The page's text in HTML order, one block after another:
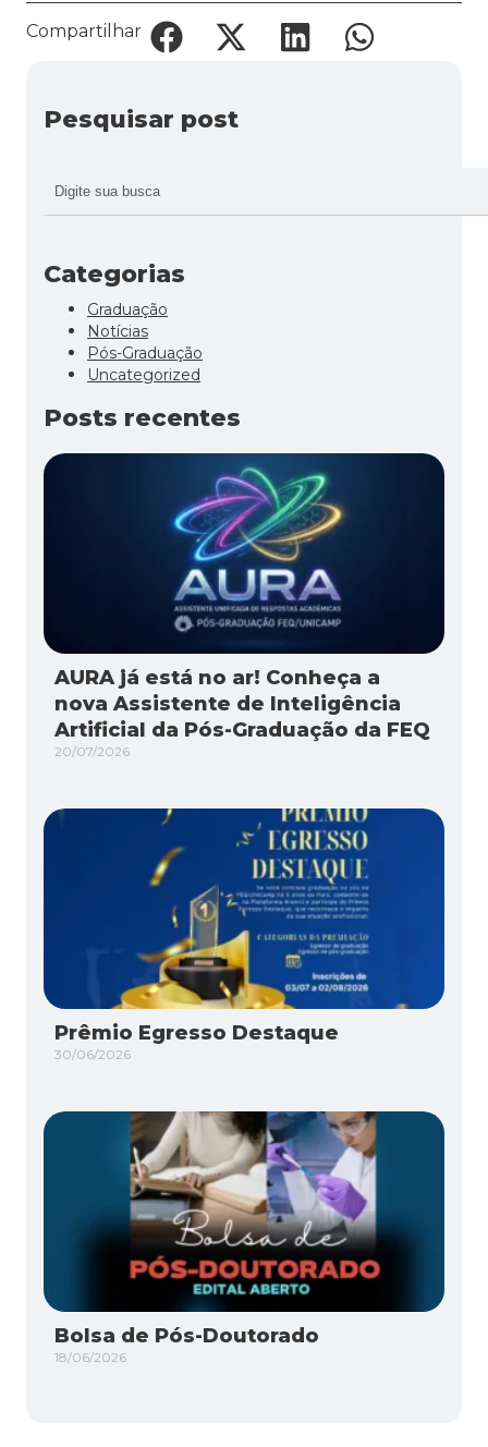
Compartilhar
Pesquisar post
Categorias
Graduação
Notícias
Pós-Graduação
Uncategorized
Posts recentes
AURA já está no ar! Conheça a
nova Assistente de Inteligência
Artificial da Pós-Graduação da FEQ
20/07/2026
Prêmio Egresso Destaque
30/06/2026
Bolsa de Pós-Doutorado
18/06/2026